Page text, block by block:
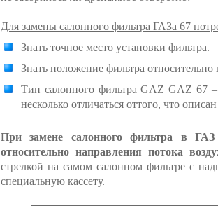
Для замены салонного фильтра ГАЗа 67
Знать точное место установки фильтра.
Знать положение фильтра относительно
Тип салонного фильтра GAZ GAZ 67
несколько отличаться оттого, что
При замене салонного фильтра в
относительно направления потока
стрелкой на самом салонном фильтре с
специальную кассету.